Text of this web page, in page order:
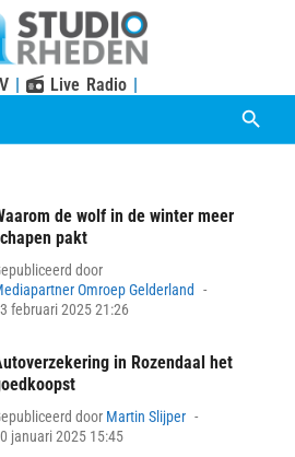
| Live Radio |
de wolf in de winter meer
pakt
door
Omroep Gelderland
februari 2025 21:26
in Rozendaal het
door Martin Slijper
januari 2025 15:45